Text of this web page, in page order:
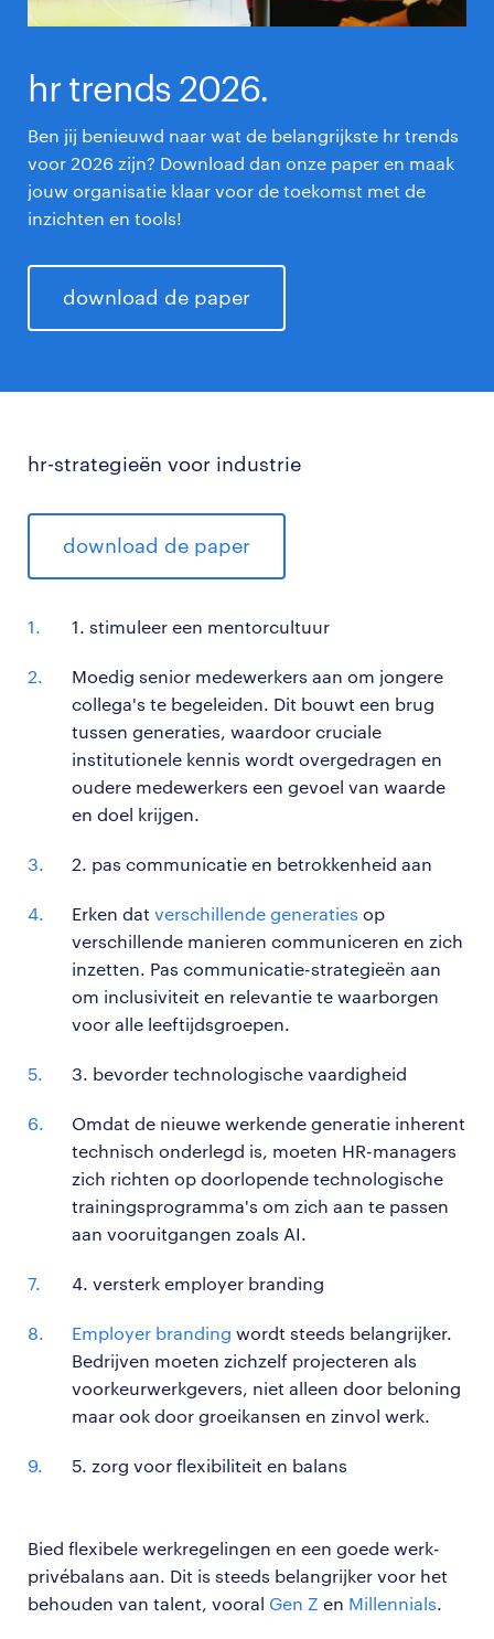
hr trends 2026.
Ben jij benieuwd naar wat de belangrijkste hr trends
voor 2026 zijn? Download dan onze paper en maak
jouw organisatie klaar voor de toekomst met de
inzichten en tools!
download de paper
hr-strategieën voor industrie
download de paper
1. stimuleer een mentorcultuur
Moedig senior medewerkers aan om jongere
collega's te begeleiden. Dit bouwt een brug
tussen generaties, waardoor cruciale
institutionele kennis wordt overgedragen en
oudere medewerkers een gevoel van waarde
en doel krijgen.
2. pas communicatie en betrokkenheid aan
Erken dat verschillende generaties op
verschillende manieren communiceren en zich
inzetten. Pas communicatie-strategieën aan
om inclusiviteit en relevantie te waarborgen
voor alle leeftijdsgroepen.
3. bevorder technologische vaardigheid
Omdat de nieuwe werkende generatie inherent
technisch onderlegd is, moeten HR-managers
zich richten op doorlopende technologische
trainingsprogramma's om zich aan te passen
aan vooruitgangen zoals AI.
4. versterk employer branding
Employer branding wordt steeds belangrijker.
Bedrijven moeten zichzelf projecteren als
voorkeurwerkgevers, niet alleen door beloning
maar ook door groeikansen en zinvol werk.
5. zorg voor flexibiliteit en balans
Bied flexibele werkregelingen en een goede werk-
privébalans aan. Dit is steeds belangrijker voor het
behouden van talent, vooral Gen Z en Millennials.